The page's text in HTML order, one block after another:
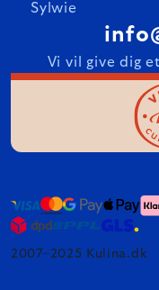
Sylwie
Vi vil give dig
2007–2025 Kulina.dk